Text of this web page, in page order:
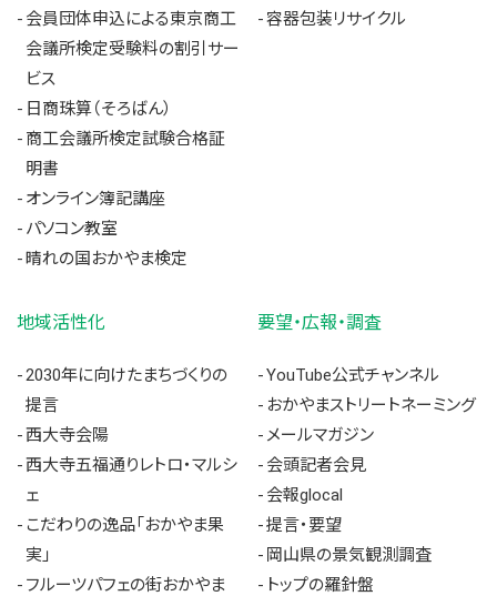
会員団体申込による東京商工
会議所検定受験料の割引サー
ビス
日商珠算（そろばん）
商工会議所検定試験合格証
明書
オンライン簿記講座
パソコン教室
晴れの国おかやま検定
容器包装リサイクル
地域活性化
2030年に向けたまちづくりの
提言
西大寺会陽
西大寺五福通りレトロ・マルシ
ェ
こだわりの逸品「おかやま果
実」
フルーツパフェの街おかやま
要望・広報・調査
YouTube公式チャンネル
おかやまストリートネーミング
メールマガジン
会頭記者会見
会報glocal
提言・要望
岡山県の景気観測調査
トップの羅針盤